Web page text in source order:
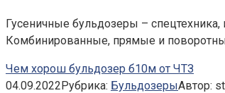
Гусеничные бульдозеры –
Комбинированные, прямые и
Чем хорош бульдозер б10м от ЧТЗ
04.09.2022Рубрика: БульдозерыАвтор: